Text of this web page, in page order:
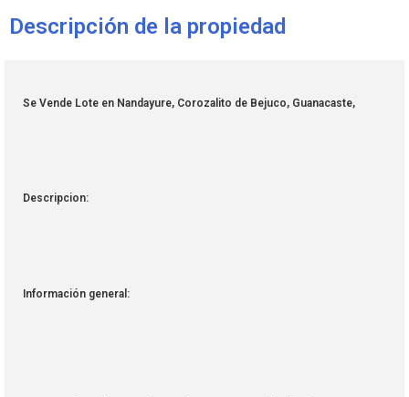
Descripción de la propiedad
Se Vende Lote en Nandayure, Corozalito de Bejuco, Guanacaste,
Descripcion:
Información general: